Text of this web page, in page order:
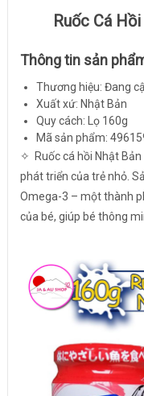
Ruốc Cá
Thông tin sản
Thương hiệu: Đang
Xuất xứ: Nhật Bản
Quy cách: Lọ 160g
Mã sản phẩm:
✧ Ruốc cá hồi Nhật
phát triển của trẻ nhỏ.
Omega-3 – một thành
của bé, giúp bé thông